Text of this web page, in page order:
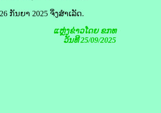
ກັນຍາ 2025 ຈຶ່ງສໍາເລັດ.
ແຫຼ່ງຂ່າວໂດຍ ຂກທ
ວັນທີ 25/09/2025